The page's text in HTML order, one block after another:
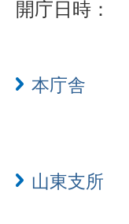
開庁日時：
本庁舎
山東支所